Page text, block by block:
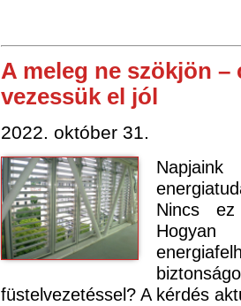
A meleg ne szökjön
vezessük el jól
2022. október 31.
Nincs
Hogyan
füstelvezetéssel? A kérdés